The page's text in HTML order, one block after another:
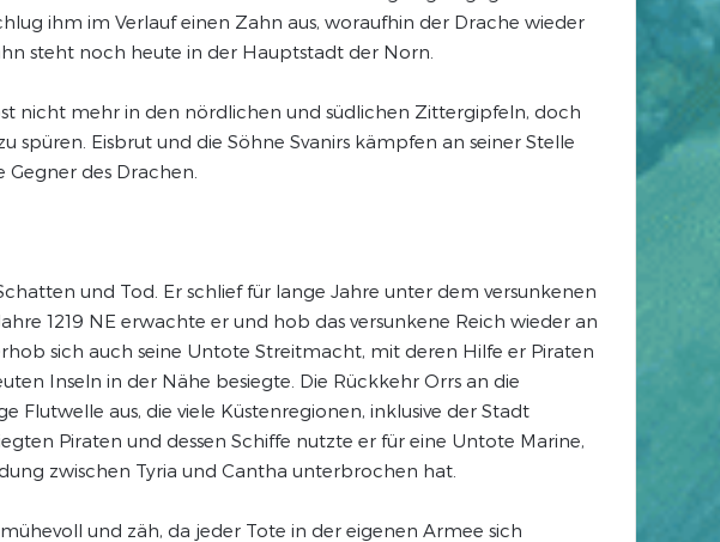
ihm im Verlauf einen Zahn aus, woraufhin der Drache wieder
steht noch heute in der Hauptstadt der Norn.
nicht mehr in den nördlichen und südlichen Zittergipfeln, doch
spüren. Eisbrut und die Söhne Svanirs kämpfen an seiner Stelle
des Drachen.
und Tod. Er schlief für lange Jahre unter dem versunkenen
1219 NE erwachte er und hob das versunkene Reich wieder an
sich auch seine Untote Streitmacht, mit deren Hilfe er Piraten
Inseln in der Nähe besiegte. Die Rückkehr Orrs an die
Flutwelle aus, die viele Küstenregionen, inklusive der Stadt
Piraten und dessen Schiffe nutzte er für eine Untote Marine,
zwischen Tyria und Cantha unterbrochen hat.
und zäh, da jeder Tote in der eigenen Armee sich